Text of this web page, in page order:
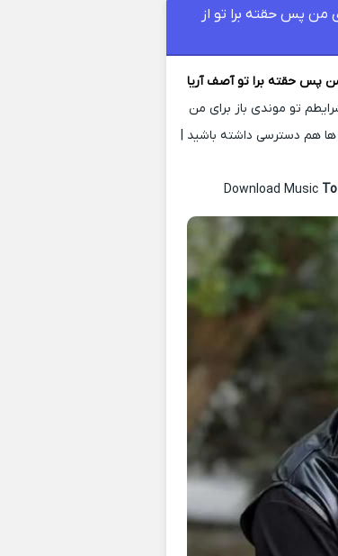
من پس حقته برا تو از
من پس حقته برا توآصف آریا
تو موندی باز برای من
ها هم دسترسی داشته باشید |
Download Music